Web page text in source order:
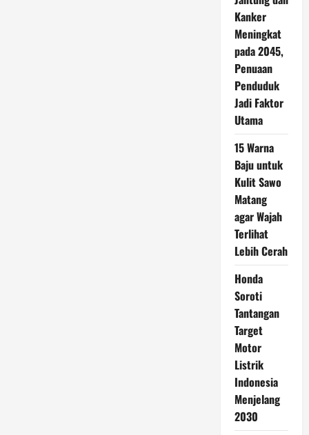
Kanker
Meningkat
pada 2045,
Penuaan
Penduduk
Jadi Faktor
Utama
15 Warna
Baju untuk
Kulit Sawo
Matang
agar Wajah
Terlihat
Lebih Cerah
Honda
Soroti
Tantangan
Target
Motor
Listrik
Indonesia
Menjelang
2030